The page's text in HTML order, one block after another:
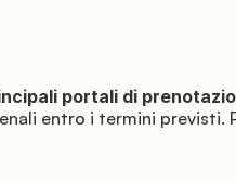
portali di
entro i termini previsti.